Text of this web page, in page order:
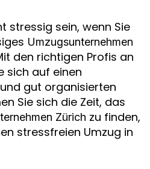
stressig sein, wenn Sie
Umzugsunternehmen
den richtigen Profis an
sich auf einen
gut organisierten
Sie sich die Zeit, das
Zürich zu finden,
stressfreien Umzug in